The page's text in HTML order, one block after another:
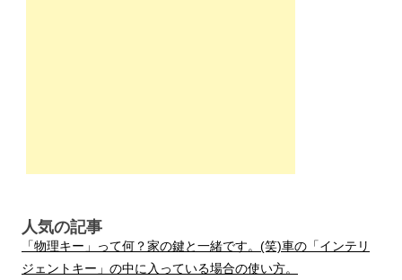
人気の記事
「物理キー」って何？家の鍵と一緒です。(笑)車の「インテリ
ジェントキー」の中に入っている場合の使い方。